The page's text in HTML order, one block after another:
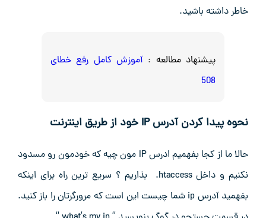
خاطر داشته باشید.
پیشنهاد مطالعه : آموزش کامل رفع خطای
508
نحوه پیدا کردن آدرس IP خود از طریق اینترنت
حالا ما از کجا بفهمیم ادرس IP مون چیه که خودمون رو مسدود
نکنیم و داخل htaccess. بذاریم ؟ سریع ترین راه برای اینکه
بفهمید آدرس ip شما چیست این است که مرورگرتان را باز کنید.